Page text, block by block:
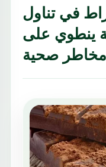
في تناول
ينطوي على
مخاطر صحية